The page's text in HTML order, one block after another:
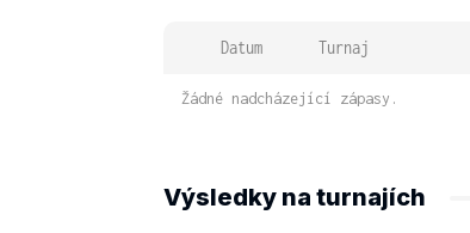
Datum Turnaj
Žádné nadcházející zápasy.
Výsledky na turnajích